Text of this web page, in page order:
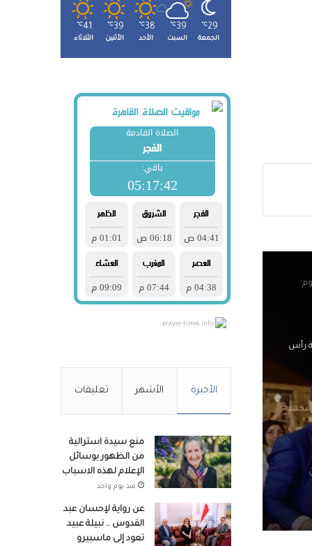
رأس
محمد
29
℃
الجمعة
39
℃
السبت
38
℃
الأحد
39
℃
الأثنين
41
℃
الثلاثاء
prayer-times.info
الأخيرة الأشهر تعليقات
منع سيدة استرالية
من الظهور بوسائل
الإعلام لهذه الاسباب
منذ يوم واحد
عن رواية لإحسان عبد
القدوس .. نبيلة عبيد
تعود إلى ماسبيرو